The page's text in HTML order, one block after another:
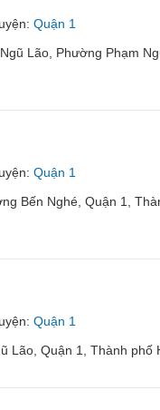
Quận 1
Lão, Phường Phạm
Quận 1
Bến Nghé, Quận 1,
Quận 1
Lão, Quận 1, Thành phố